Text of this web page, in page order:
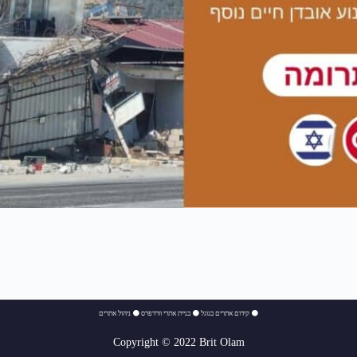
⚫ קידום אתרים בגוגל ⚫ בניית אתרי וורדפרס ⚫ ניהול אתרים
Copyright © 2022 Brit Olam